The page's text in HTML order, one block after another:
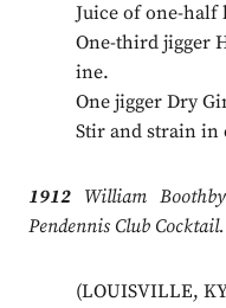
Juice of one-half
One-third jigger
ine.
One jigger Dry
Stir and strain in
1912William
Pendennis Club Cocktail.
(LOUISVILLE,